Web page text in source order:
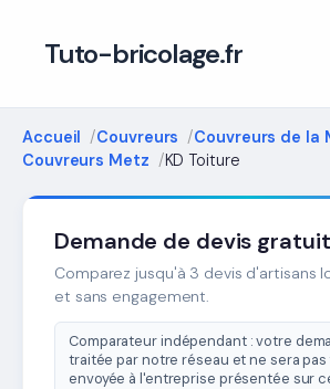
Tuto-bricolage.fr
Accueil Couvreurs
Couvreurs de la
Couvreurs Metz
KD Toiture
Demande de devis gratuit
Comparez jusqu'à 3 devis d'artisans
et sans engagement.
Comparateur indépendant : votre
traitée par notre réseau et ne sera
envoyée à l'entreprise présentée sur